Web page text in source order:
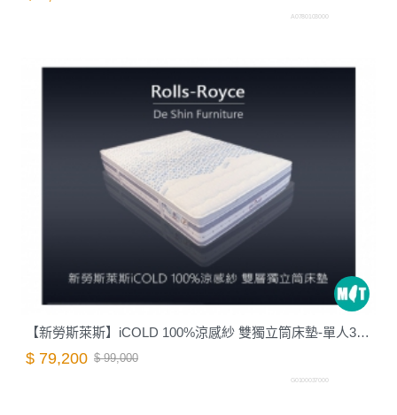
A0780103000
【新勞斯萊斯】iCOLD 100%涼感紗 雙獨立筒床墊-單人3.5尺(軟硬適中)｜德新 VIP 床墊
$ 79,200 $ 99,000
G0100037000